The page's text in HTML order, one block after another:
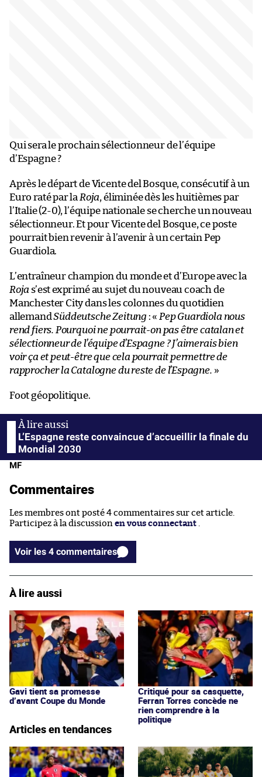
Qui sera le prochain sélectionneur de l’équipe
d’Espagne ?
Après le départ de Vicente del Bosque, consécutif à un
Euro raté par la Roja, éliminée dès les huitièmes par
l’Italie (2-0), l’équipe nationale se cherche un nouveau
sélectionneur. Et pour Vicente del Bosque, ce poste
pourrait bien revenir à l’avenir à un certain Pep
Guardiola.
L’entraîneur champion du monde et d’Europe avec la
Roja s’est exprimé au sujet du nouveau coach de
Manchester City dans les colonnes du quotidien
allemandSüddeutsche Zeitung : « Pep Guardiola nous
rend fiers. Pourquoi ne pourrait-on pas être catalan et
sélectionneur de l’équipe d’Espagne ? J’aimerais bien
voir ça et peut-être que cela pourrait permettre de
rapprocher la Catalogne du reste de l’Espagne. »
Foot géopolitique.
L’Espagne reste convaincue d’accueillir la finale du
Mondial 2030
MF
Commentaires
Les membres ont posté 4 commentaires sur cet article.
Participez à la discussion en vous connectant
Voir les 4 commentaires
À lire aussi
Gavi tient sa promesse
d’avant Coupe du Monde
Critiqué pour sa casquette,
Ferran Torres concède ne
rien comprendre à la
politique
Articles en tendances